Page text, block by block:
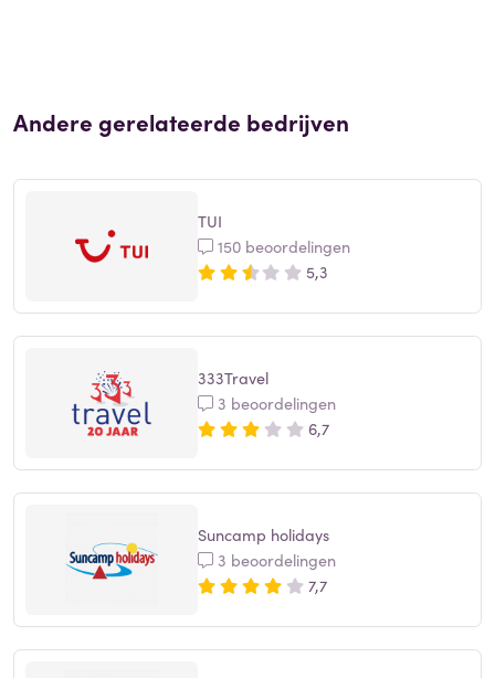
Andere gerelateerde bedrijven
TUI
150 beoordelingen
5,3
333Travel
3 beoordelingen
6,7
Suncamp holidays
3 beoordelingen
7,7